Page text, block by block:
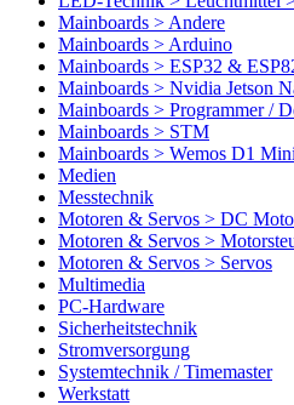
Mainboards > Andere
Mainboards > Arduino
Mainboards > ESP32 &
Mainboards > Nvidia Jetson
Mainboards > Programmer /
Mainboards > STM
Mainboards > Wemos D1 Mini
Medien
Messtechnik
Motoren & Servos > DC
Motoren & Servos >
Motoren & Servos > Servos
Multimedia
PC-Hardware
Sicherheitstechnik
Stromversorgung
Systemtechnik / Timemaster
Werkstatt